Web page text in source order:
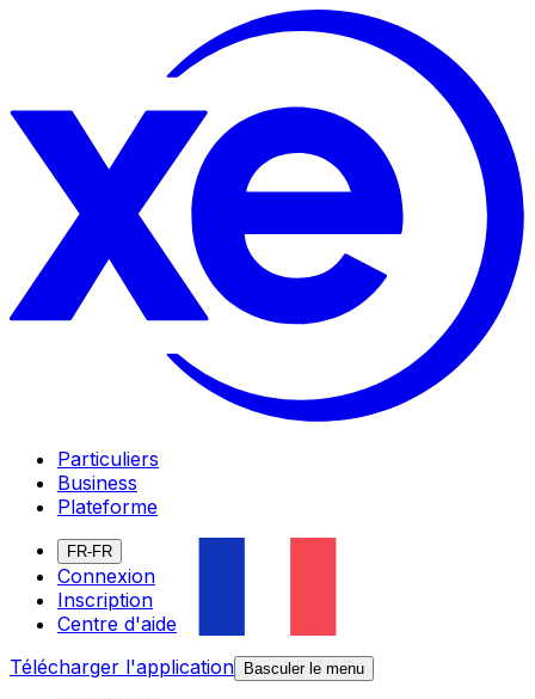
Particuliers
Business
Plateforme
FR-FR
Connexion
Inscription
Centre d'aide
Télécharger l'application
Basculer le menu